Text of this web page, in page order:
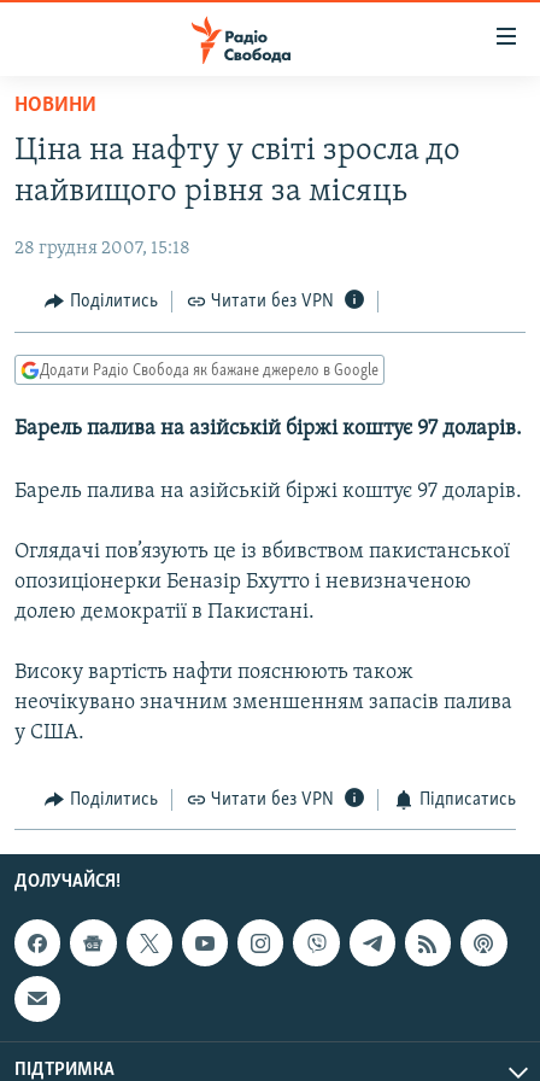
Перейти
основного
матеріалу
до
навігації
Перейти
до
РАДІО СВОБОДА – 70 РОКІВ
ВСЕ ЗА ДОБУ
ПОЛІТИКА
ЕКОНОМІКА
КУЛЬТУРА
СПОРТ
ВІЙНА
РОСІЙСЬКА «ФІЛЬТРАЦІЯ»
КРИМ.РЕАЛІЇ
ТИ ЯК?
МУЛЬТИМЕДІА
ФОТО
ПОДКАСТИ
РУС
УКР
КТАТ
ДОЛУЧАЙСЯ!
НОВИНИ
Ціна на нафту у світі зросла до
найвищого рівня за місяць
28 грудня 2007, 15:18
Поділитись Читати без VPN
Додати Радіо Свобода як бажане джерело в Google
Барель палива на азійській біржі коштує 97 доларів.
Барель палива на азійській біржі коштує 97 доларів.
Оглядачі пов’язують це із вбивством пакистанської
опозиціонерки Беназір Бхутто і невизначеною
долею демократії в Пакистані.
Високу вартість нафти пояснюють також
неочікувано значним зменшенням запасів палива
у США.
Поділитись Читати без VPN Підписатись
ДОЛУЧАЙСЯ!
ПІДТРИМКА